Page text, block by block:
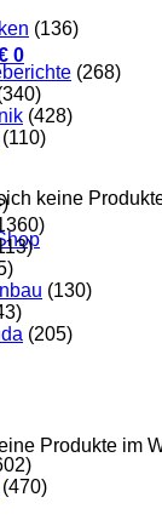
0
keine
Produkte im
(136)
(268)
(428)
(110)
(130)
(205)
(470)